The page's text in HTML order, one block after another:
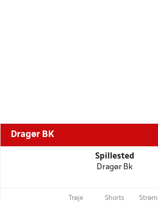
Dragør BK
Spillested
Dragør Bk
Trøje Shorts